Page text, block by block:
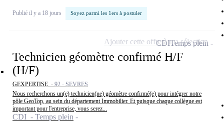
Publié il y a 18 jours Soyez parmi les 1ers à postuler
Technicien géomètre confirmé H/F
(H/F)
GEXPERTISE - 92 - SEVRES
Nous recherchons un(e) technicien(ne) géomètre confirmé(e) pour intégrer notre
pôle GeoTop, au sein du département Immobilier. Et puisque chaque collègue est
important pour l'entreprise, vous serez...
CDI - Temps plein
CDITemps plein
Ajouter cette offre à ma sélection